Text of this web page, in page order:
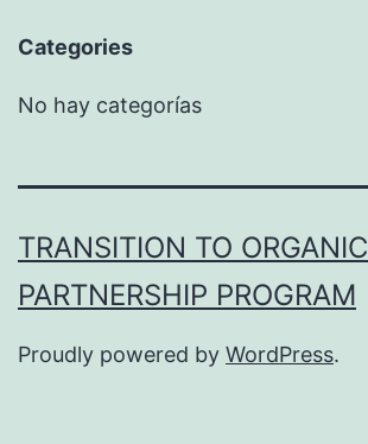
Categories
No hay categorías
TRANSITION TO ORGANIC
PARTNERSHIP PROGRAM
Proudly powered by WordPress.